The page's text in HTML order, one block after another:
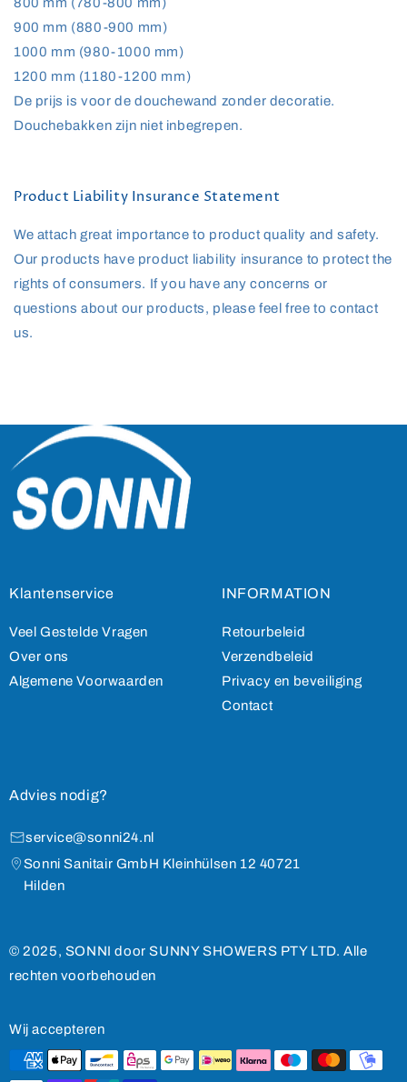
900 mm (880-900 mm)
1000 mm (980-1000 mm)
1200 mm (1180-1200 mm)
De prijs is voor de douchewand zonder decoratie.
Douchebakken zijn niet inbegrepen.
Product Liability Insurance Statement
We attach great importance to product quality and safety.
Our products have product liability insurance to protect the
rights of consumers. If you have any concerns or
questions about our products, please feel free to contact
us.
Klantenservice
Veel Gestelde Vragen
Over ons
Algemene Voorwaarden
INFORMATION
Retourbeleid
Verzendbeleid
Privacy en beveiliging
Contact
Advies nodig?
service@sonni24.nl
Sonni Sanitair GmbH Kleinhülsen 12 40721
Hilden
© 2025, SONNI door SUNNY SHOWERS PTY LTD. Alle
rechten voorbehouden
Wij accepteren